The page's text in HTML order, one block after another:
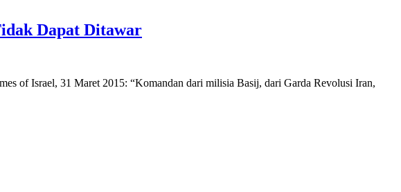
Dapat Ditawar
of Israel, 31 Maret 2015: “Komandan dari milisia Basij, dari Garda Revolusi Iran,